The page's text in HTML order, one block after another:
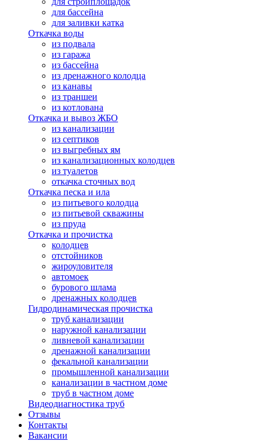
для бассейна
для заливки катка
Откачка воды
из подвала
из гаража
из бассейна
из дренажного колодца
из канавы
из траншеи
из котлована
Откачка и вывоз ЖБО
из канализации
из септиков
из выгребных ям
из канализационных колодцев
из туалетов
откачка сточных вод
Откачка песка и ила
из питьевого колодца
из питьевой скважины
из пруда
Откачка и прочистка
колодцев
отстойников
жироуловителя
автомоек
бурового шлама
дренажных колодцев
Гидродинамическая прочистка
труб канализации
наружной канализации
ливневой канализации
дренажной канализации
фекальной канализации
промышленной канализации
канализации в частном доме
труб в частном доме
Видеодиагностика труб
Отзывы
Контакты
Вакансии